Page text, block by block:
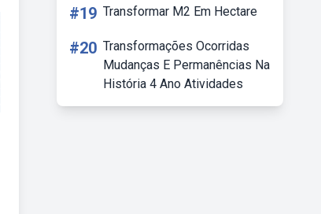
#19 Transformar M2 Em Hectare
#20 Transformações Ocorridas
Mudanças E Permanências Na
História 4 Ano Atividades